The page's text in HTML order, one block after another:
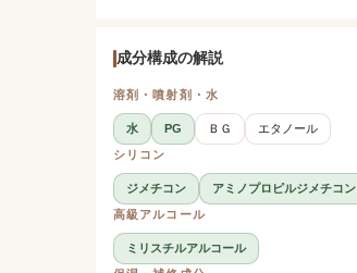
成分構成の解説
溶剤・噴射剤・水
水 PG ＢＧ
エタノール
シリコン
ジメチコン アミノプロピルジメチコン
高級アルコール
ミリスチルアルコール